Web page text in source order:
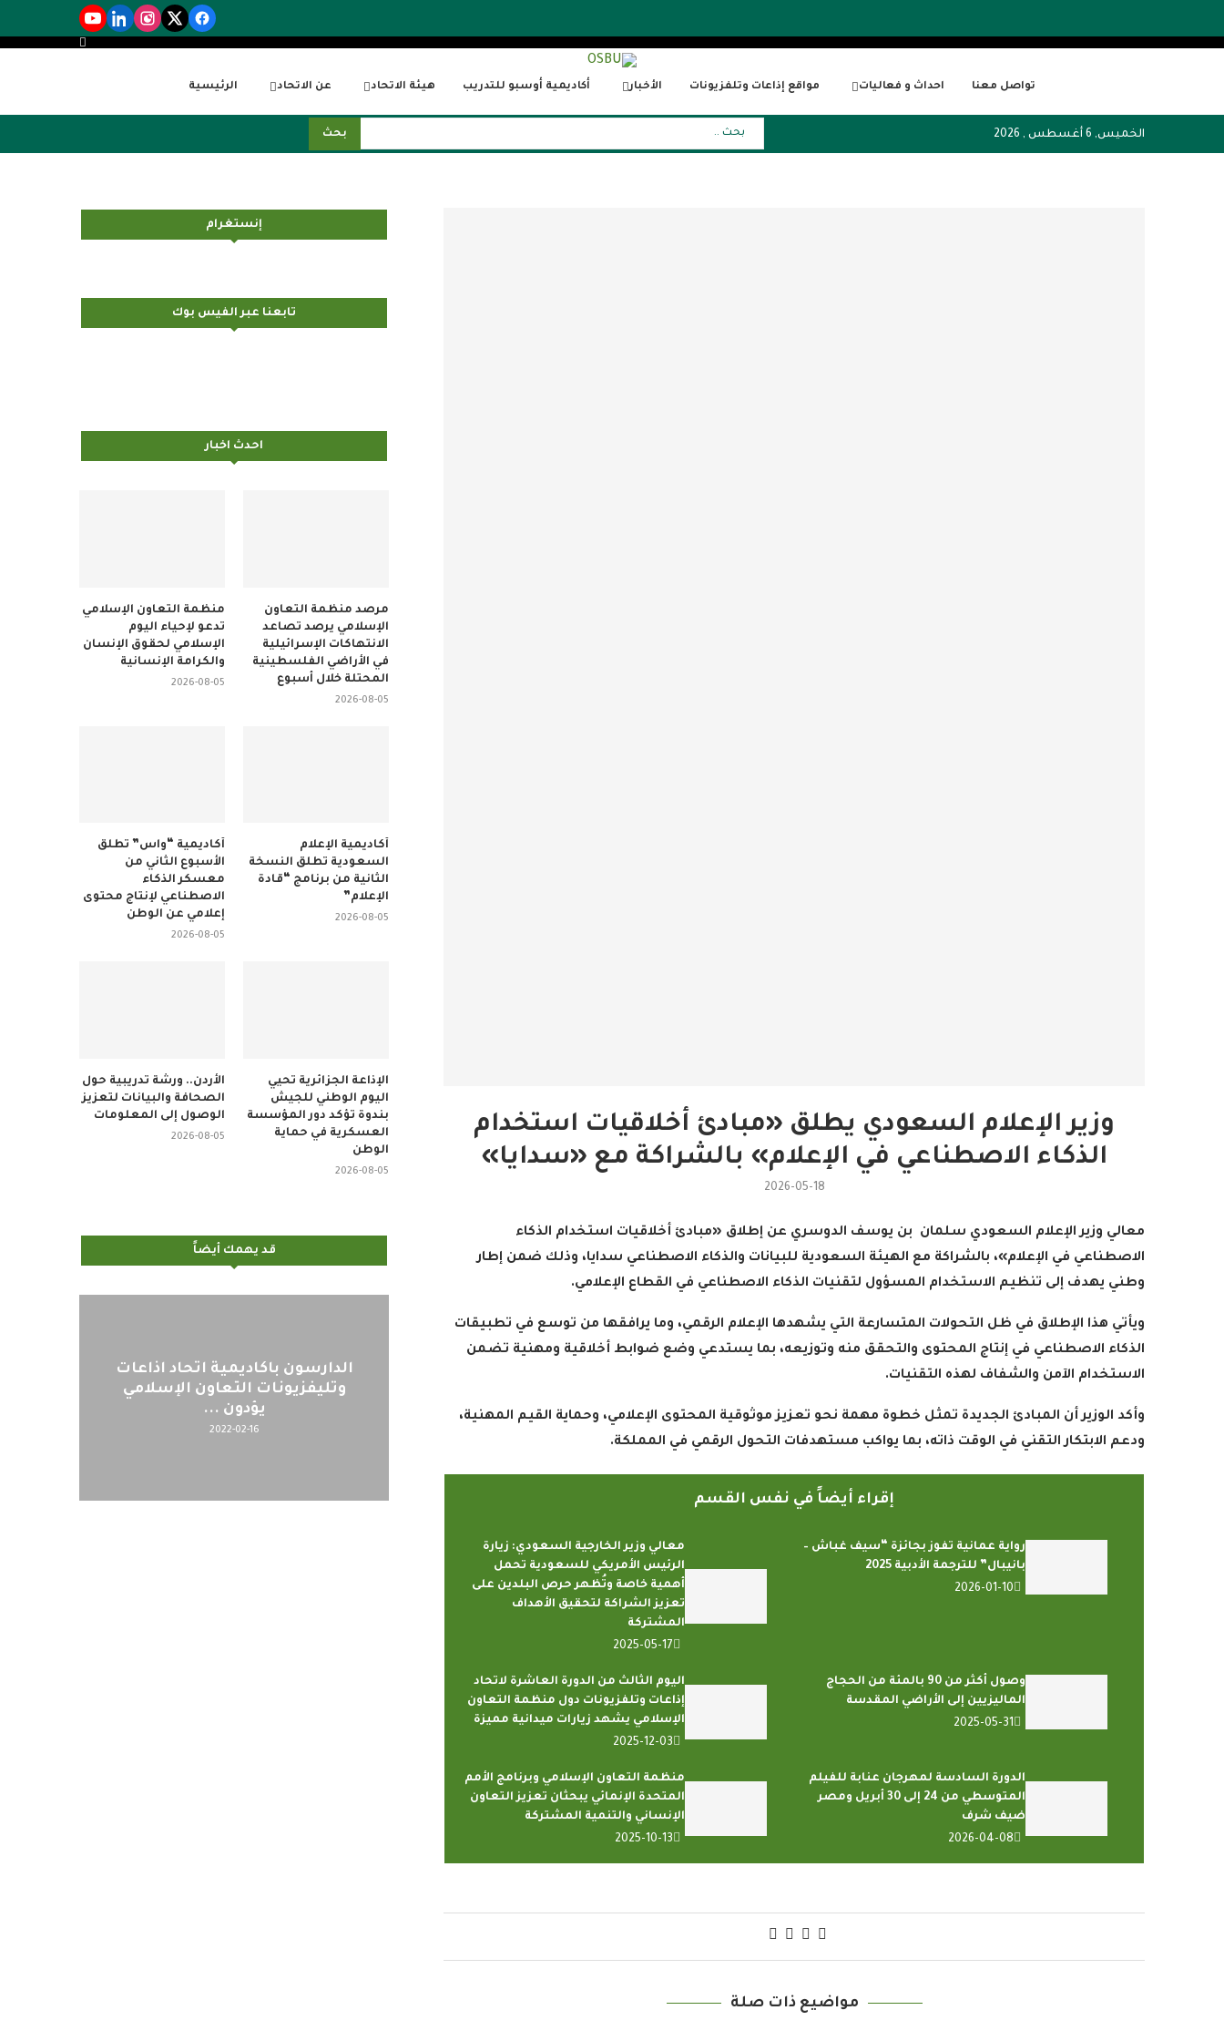
الرئيسية عن الاتحاد هيئة الاتحاد أكاديمية أوسبو للتدريب الأخبار مواقع إذاعات وتلفزيونات احداث و فعاليات تواصل معنا
الخميس, 6 أغسطس , 2026 بحث
وزير الإعلام السعودي يطلق «مبادئ أخلاقيات استخدام
الذكاء الاصطناعي في الإعلام» بالشراكة مع «سدايا»
2026-05-18
معالي وزير الإعلام السعودي سلمان بن يوسف الدوسري عن إطلاق «مبادئ أخلاقيات استخدام الذكاء
الاصطناعي في الإعلام»، بالشراكة مع الهيئة السعودية للبيانات والذكاء الاصطناعي سدايا، وذلك ضمن إطار
وطني يهدف إلى تنظيم الاستخدام المسؤول لتقنيات الذكاء الاصطناعي في القطاع الإعلامي.
ويأتي هذا الإطلاق في ظل التحولات المتسارعة التي يشهدها الإعلام الرقمي، وما يرافقها من توسع في تطبيقات
الذكاء الاصطناعي في إنتاج المحتوى والتحقق منه وتوزيعه، بما يستدعي وضع ضوابط أخلاقية ومهنية تضمن
الاستخدام الآمن والشفاف لهذه التقنيات.
وأكد الوزير أن المبادئ الجديدة تمثل خطوة مهمة نحو تعزيز موثوقية المحتوى الإعلامي، وحماية القيم المهنية،
ودعم الابتكار التقني في الوقت ذاته، بما يواكب مستهدفات التحول الرقمي في المملكة.
إقراء أيضاً في نفس القسم
رواية عمانية تفوز بجائزة “سيف غباش –
بانيبال” للترجمة الأدبية 2025
2026-01-10
معالي وزير الخارجية السعودي: زيارة
الرئيس الأمريكي للسعودية تحمل
أهمية خاصة وتُظهر حرص البلدين على
تعزيز الشراكة لتحقيق الأهداف
المشتركة
2025-05-17
وصول أكثر من 90 بالمئة من الحجاج
الماليزيين إلى الأراضي المقدسة
2025-05-31
اليوم الثالث من الدورة العاشرة لاتحاد
إذاعات وتلفزيونات دول منظمة التعاون
الإسلامي يشهد زيارات ميدانية مميزة
2025-12-03
الدورة السادسة لمهرجان عنابة للفيلم
المتوسطي من 24 إلى 30 أبريل ومصر
ضيف شرف
2026-04-08
منظمة التعاون الإسلامي وبرنامج الأمم
المتحدة الإنمائي يبحثان تعزيز التعاون
الإنساني والتنمية المشتركة
2025-10-13
مواضيع ذات صلة
إنستغرام
تابعنا عبر الفيس بوك
احدث اخبار
منظمة التعاون الإسلامي
تدعو لإحياء اليوم
الإسلامي لحقوق الإنسان
والكرامة الإنسانية
2026-08-05
مرصد منظمة التعاون
الإسلامي يرصد تصاعد
الانتهاكات الإسرائيلية
في الأراضي الفلسطينية
المحتلة خلال أسبوع
2026-08-05
أكاديمية “واس” تطلق
الأسبوع الثاني من
معسكر الذكاء
الاصطناعي لإنتاج محتوى
إعلامي عن الوطن
2026-08-05
أكاديمية الإعلام
السعودية تطلق النسخة
الثانية من برنامج “قادة
الإعلام”
2026-08-05
الأردن.. ورشة تدريبية حول
الصحافة والبيانات لتعزيز
الوصول إلى المعلومات
2026-08-05
الإذاعة الجزائرية تحيي
اليوم الوطني للجيش
بندوة تؤكد دور المؤسسة
العسكرية في حماية
الوطن
2026-08-05
قد يهمك أيضاً
الدارسون باكاديمية اتحاد اذاعات
وتليفزيونات التعاون الإسلامي
يؤدون ...
2022-02-16